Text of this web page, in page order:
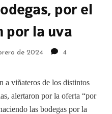
por el
por la uva
de 2024
4
a viñateros de los distintos
alertaron por la oferta “por
las bodegas por la